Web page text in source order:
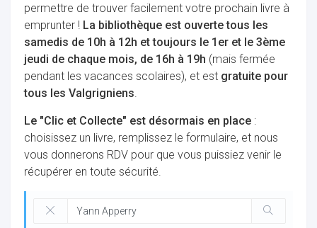
permettre de trouver facilement votre prochain livre à
emprunter ! La bibliothèque est ouverte tous les
samedis de 10h à 12h et toujours le 1er et le 3ème
jeudi de chaque mois, de 16h à 19h (mais fermée
pendant les vacances scolaires), et est gratuite pour
tous les Valgrigniens
Le "Clic et Collecte" est désormais en place:
choisissez un livre, remplissez le formulaire, et nous
vous donnerons RDV pour que vous puissiez venir le
récupérer en toute sécurité.